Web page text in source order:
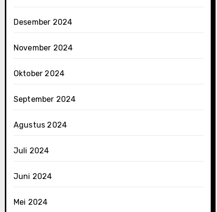
Desember 2024
November 2024
Oktober 2024
September 2024
Agustus 2024
Juli 2024
Juni 2024
Mei 2024